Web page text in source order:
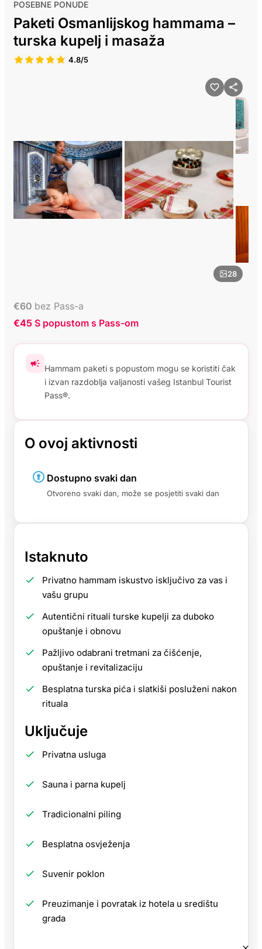
28
POSEBNE PONUDE
Paketi Osmanlijskog hammama –
turska kupelj i masaža
4.8/5
€60 bez Pass-a
€45 S popustom s Pass-om
Hammam paketi s popustom mogu se koristiti čak
i izvan razdoblja valjanosti vašeg Istanbul Tourist
Pass®.
O ovoj aktivnosti
Dostupno svaki dan
Otvoreno svaki dan, može se posjetiti svaki dan
Istaknuto
Privatno hammam iskustvo isključivo za vas i
vašu grupu
Autentični rituali turske kupelji za duboko
opuštanje i obnovu
Pažljivo odabrani tretmani za čišćenje,
opuštanje i revitalizaciju
Besplatna turska pića i slatkiši posluženi nakon
rituala
Uključuje
Privatna usluga
Sauna i parna kupelj
Tradicionalni piling
Besplatna osvježenja
Suvenir poklon
Preuzimanje i povratak iz hotela u središtu
grada